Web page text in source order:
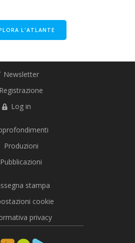
L'ATLANTE
Newsletter
Registrazione
Log in
Produzioni
Pubblicazioni
stampa
cookie
privacy